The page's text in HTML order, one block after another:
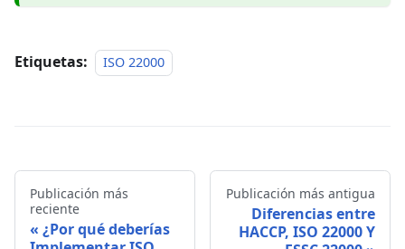
Etiquetas: ISO 22000
Publicación más
reciente
¿Por qué deberías
Publicación más antigua
Diferencias entre
HACCP, ISO 22000 Y